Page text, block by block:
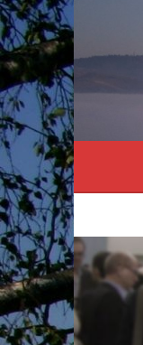
zum
Inhalt